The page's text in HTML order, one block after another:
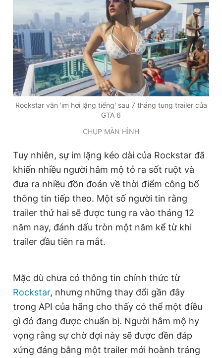
Hotline
0906 645 777
Liên hệ quảng cáo
0908 780 404
Đặt báo Quảng cáo RSS Tòa soạn Chính sách bảo
Tổng biên tập: Nguyễn Ngọc Toàn
Phó tổng biên tập thường trực: Hải Thành
Phó tổng biên tập: Lâm Hiếu Dũng
Phó tổng biên tập: Trần Việt Hưng
Tổng thư ký tòa soạn: Đức Trung
Giấy phép xuất bản số 110/GP - BTTTT cấp ngày 24.3.2020
chép dưới mọi hình thức nếu không có sự chấp thuận bằng văn
bản. Phát triển bởi ePi Technologies, JSC.
Rockstar vẫn 'im hơi lặng tiếng' sau 7 tháng tung trailer của
GTA 6
CHỤP MÀN HÌNH
Tuy nhiên, sự im lặng kéo dài của Rockstar đã
khiến nhiều người hâm mộ tỏ ra sốt ruột và
đưa ra nhiều đồn đoán về thời điểm công bố
thông tin tiếp theo. Một số người tin rằng
trailer thứ hai sẽ được tung ra vào tháng 12
năm nay, đánh dấu tròn một năm kể từ khi
trailer đầu tiên ra mắt.
Mặc dù chưa có thông tin chính thức từ
Rockstar, nhưng những thay đổi gần đây
trong API của hãng cho thấy có thể một điều
gì đó đang được chuẩn bị. Người hâm mộ hy
vọng rằng sự chờ đợi này sẽ được đền đáp
xứng đáng bằng một trailer mới hoành tráng